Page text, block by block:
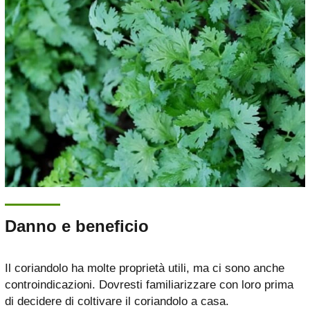
Danno e beneficio
Il coriandolo ha molte proprietà utili, ma ci sono anche
controindicazioni. Dovresti familiarizzare con loro prima
di decidere di coltivare il coriandolo a casa.